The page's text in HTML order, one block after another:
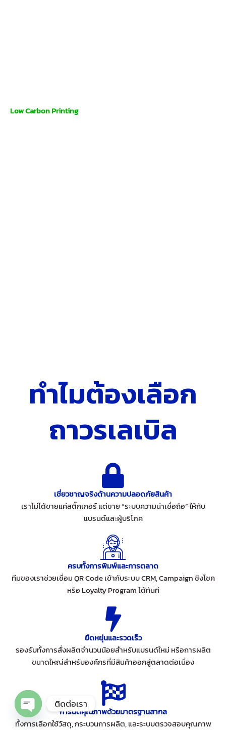
Low Carbon Printing
ทำไมต้องเลือก
ถาวรเลเบิล
เชี่ยวชาญจริงด้านความปลอดภัยสินค้า
เราไม่ได้ขายแค่สติ๊กเกอร์ แต่ขาย “ระบบความน่าเชื่อถือ” ให้กับ
แบรนด์และผู้บริโภค
ครบทั้งการพิมพ์และการตลาด
ทีมของเราช่วยเชื่อม QR Code เข้ากับระบบ CRM, Campaign ชิงโชค
หรือ Loyalty Program ได้ทันที
ยืดหยุ่นและรวดเร็ว
รองรับทั้งการสั่งผลิตจำนวนน้อยสำหรับแบรนด์ใหม่ หรือการผลิต
ขนาดใหญ่สำหรับองค์กรที่มีสินค้าออกสู่ตลาดต่อเนื่อง
การันตีคุณภาพด้วยมาตรฐานสากล
ทั้งการเลือกใช้วัสดุ, กระบวนการผลิต, และระบบตรวจสอบคุณภาพ
ติดต่อเรา
Open chaty